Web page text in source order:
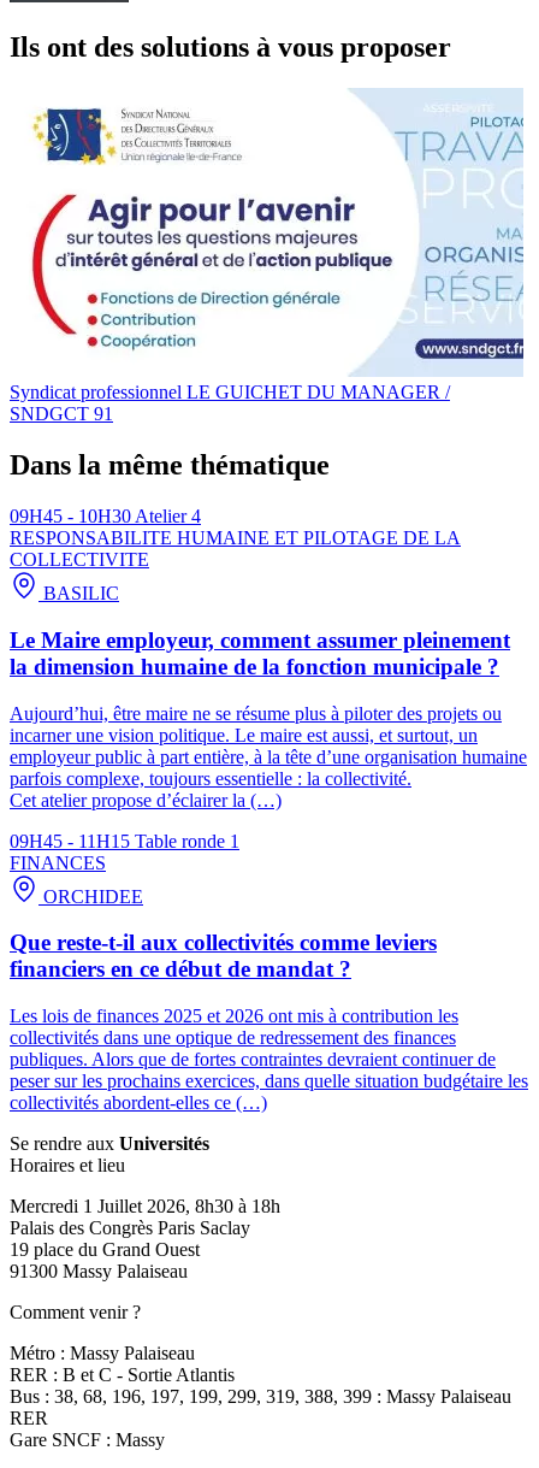
Ils ont des solutions à vous proposer
Syndicat professionnel LE GUICHET DU MANAGER /
SNDGCT 91
Dans la même thématique
09H45 - 10H30 Atelier 4
RESPONSABILITE HUMAINE ET PILOTAGE DE LA
COLLECTIVITE
BASILIC
Le Maire employeur, comment assumer pleinement
la dimension humaine de la fonction municipale ?
Aujourd’hui, être maire ne se résume plus à piloter des projets ou
incarner une vision politique. Le maire est aussi, et surtout, un
employeur public à part entière, à la tête d’une organisation humaine
parfois complexe, toujours essentielle : la collectivité.
Cet atelier propose d’éclairer la (…)
09H45 - 11H15 Table ronde 1
FINANCES
ORCHIDEE
Que reste-t-il aux collectivités comme leviers
financiers en ce début de mandat ?
Les lois de finances 2025 et 2026 ont mis à contribution les
collectivités dans une optique de redressement des finances
publiques. Alors que de fortes contraintes devraient continuer de
peser sur les prochains exercices, dans quelle situation budgétaire les
collectivités abordent-elles ce (…)
Se rendre aux Universités
Horaires et lieu
Mercredi 1 Juillet 2026, 8h30 à 18h
Palais des Congrès Paris Saclay
19 place du Grand Ouest
91300 Massy Palaiseau
Comment venir ?
Métro : Massy Palaiseau
RER : B et C - Sortie Atlantis
Bus : 38, 68, 196, 197, 199, 299, 319, 388, 399 : Massy Palaiseau
RER
Gare SNCF : Massy